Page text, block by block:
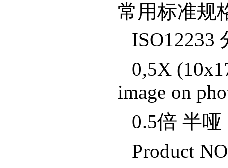
常用标准规
ISO12233
0.5倍半哑